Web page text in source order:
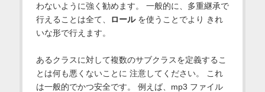
わないように強く勧めます。 一般的に、多重継承で
行えることは全て、
ロールを使うことでより きれ
いな形で行えます。
あるクラスに対して複数のサブクラスを定義するこ
とは何も悪くないことに 注意してください。 これ
は一般的でかつ安全です。 例えば、mp3 ファイル